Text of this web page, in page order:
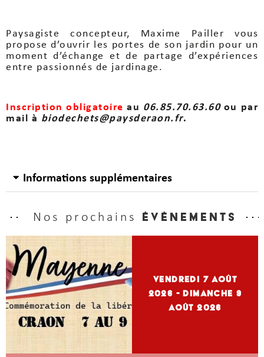
Paysagiste concepteur, Maxime Pailler vous
propose d’ouvrir les portes de son jardin pour un
moment d’échange et de partage d’expériences
entre passionnés de jardinage.
Inscription obligatoire au 06.85.70.63.60ou par
mail à biodechets@paysderaon.fr.
Informations supplémentaires
Nos prochains événements
vendredi 7Août
2026 - dimanche 9
Août 2026